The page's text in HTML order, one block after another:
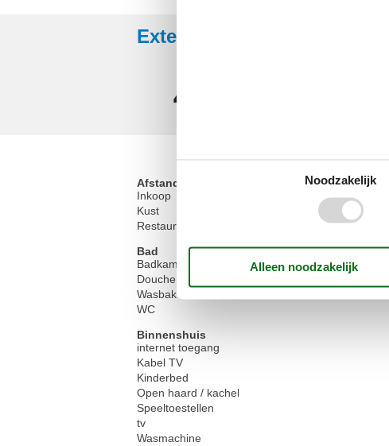
Externe beoordelingen
4,3
Afstand
Inkoop
Kust
400 m
Restaurant
Bad
Badkamer
Douche
Wasbak
WC
Binnenshuis
internet toegang
Kabel TV
Kinderbed
Open haard / kachel
Speeltoestellen
tv
Wasmachine
Noodzakelijk